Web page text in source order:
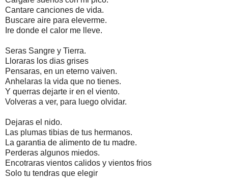
Cantare canciones de vida.
Buscare aire para eleverme.
Ire donde el calor me lleve.
Seras Sangre y Tierra.
Lloraras los dias grises
Pensaras, en un eterno vaiven.
Anhelaras la vida que no tienes.
Y querras dejarte ir en el viento.
Volveras a ver, para luego olvidar.
Dejaras el nido.
Las plumas tibias de tus hermanos.
La garantia de alimento de tu madre.
Perderas algunos miedos.
Encotraras vientos calidos y vientos frios
Solo tu tendras que elegir